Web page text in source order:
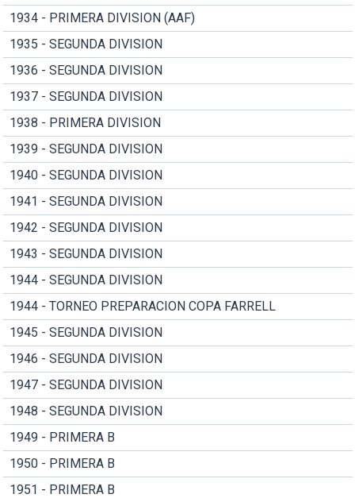
1934 - PRIMERA DIVISION (AAF)
1935 - SEGUNDA DIVISION
1936 - SEGUNDA DIVISION
1937 - SEGUNDA DIVISION
1938 - PRIMERA DIVISION
1939 - SEGUNDA DIVISION
1940 - SEGUNDA DIVISION
1941 - SEGUNDA DIVISION
1942 - SEGUNDA DIVISION
1943 - SEGUNDA DIVISION
1944 - SEGUNDA DIVISION
1944 - TORNEO PREPARACION COPA FARRELL
1945 - SEGUNDA DIVISION
1946 - SEGUNDA DIVISION
1947 - SEGUNDA DIVISION
1948 - SEGUNDA DIVISION
1949 - PRIMERA B
1950 - PRIMERA B
1951 - PRIMERA B